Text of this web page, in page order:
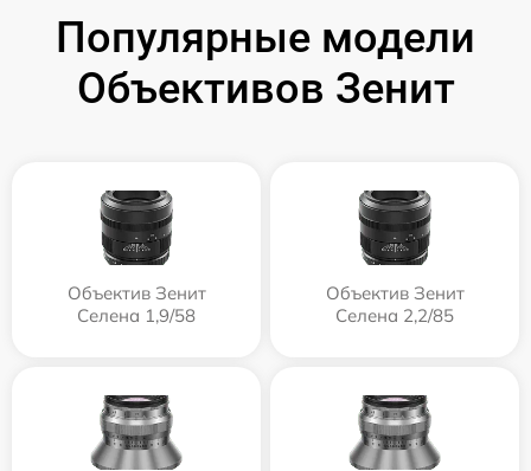
Популярные модели
Объективов Зенит
Объектив Зенит
Селена 1,9/58
Объектив Зенит
Селена 2,2/85